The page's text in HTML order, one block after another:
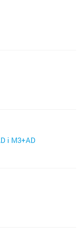
i M3+AD